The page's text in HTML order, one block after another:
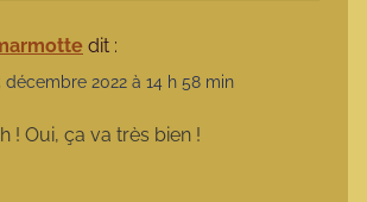
dit :
décembre 2022 à 14 h 58 min
! Oui, ça va très bien !